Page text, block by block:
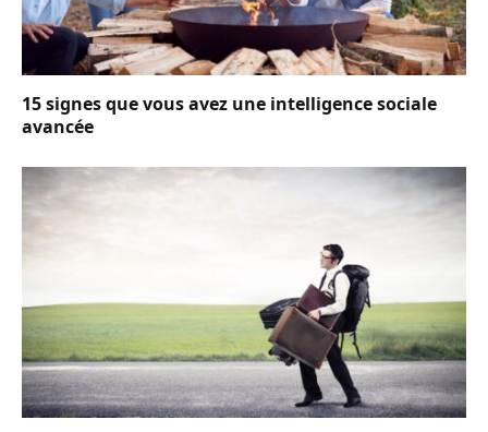
15 signes que vous avez une intelligence sociale
avancée